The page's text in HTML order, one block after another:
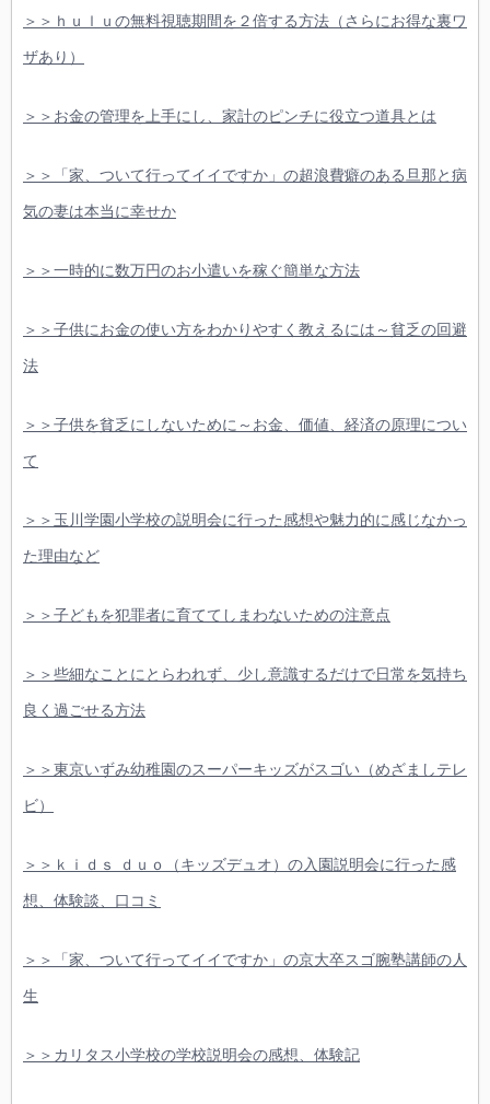
＞＞ｈｕｌｕの無料視聴期間を２倍する方法（さらにお得な裏ワ
ザあり）
＞＞お金の管理を上手にし、家計のピンチに役立つ道具とは
＞＞「家、ついて行ってイイですか」の超浪費癖のある旦那と病
気の妻は本当に幸せか
＞＞一時的に数万円のお小遣いを稼ぐ簡単な方法
＞＞子供にお金の使い方をわかりやすく教えるには～貧乏の回避
法
＞＞子供を貧乏にしないために～お金、価値、経済の原理につい
て
＞＞玉川学園小学校の説明会に行った感想や魅力的に感じなかっ
た理由など
＞＞子どもを犯罪者に育ててしまわないための注意点
＞＞些細なことにとらわれず、少し意識するだけで日常を気持ち
良く過ごせる方法
＞＞東京いずみ幼稚園のスーパーキッズがスゴい（めざましテレ
ビ）
＞＞ｋｉｄｓ ｄｕｏ（キッズデュオ）の入園説明会に行った感
想、体験談、口コミ
＞＞「家、ついて行ってイイですか」の京大卒スゴ腕塾講師の人
生
＞＞カリタス小学校の学校説明会の感想、体験記